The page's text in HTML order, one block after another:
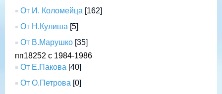
От И. Коломейца [162]
От Н.Кулиша [5]
От В.Марушко [35]
пп18252 с 1984-1986
От Е.Пакова [40]
От О.Петрова [0]